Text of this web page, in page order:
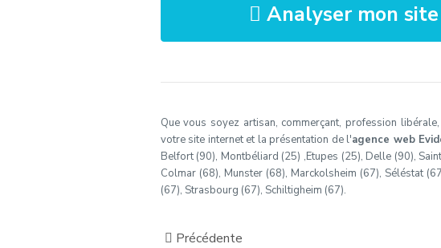
Analyser mon site
Que vous soyez artisan, commerçant, profession
votre site internet et la présentation de l'agence web
Belfort (90), Montbéliard (25) ,Etupes (25), Delle (90),
Colmar (68), Munster (68), Marckolsheim (67), Séléstat
(67), Strasbourg (67), Schiltigheim (67).
Précédente